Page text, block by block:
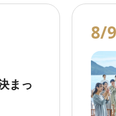
まっ
8/9